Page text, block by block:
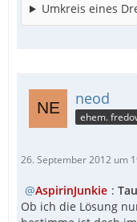
Umkreis eines
neod
ehem.
26. September 2012 um
AspirinJunkie :
Ob ich die Lösung